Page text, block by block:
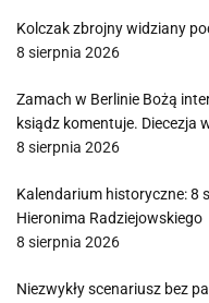
Kolczak zbrojny widziany
8 sierpnia 2026
Zamach w Berlinie Bożą
ksiądz komentuje. Diecezja
8 sierpnia 2026
Kalendarium historyczne: 8
Hieronima Radziejowskiego
8 sierpnia 2026
Niezwykły scenariusz bez